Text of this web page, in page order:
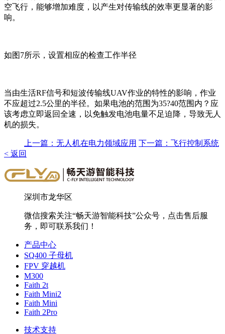
空飞行，能够增加难度，以产生对传输线的效率更显著的影
响。
如图7所示，设置相应的检查工作半径
当由生活RF信号和短波传输线UAV作业的特性的影响，作业
不应超过2.5公里的半径。如果电池的范围为35?40范围内？应
该考虑立即返回全速，以免触发电池电量不足迫降，导致无人
机的损失。
上一篇：无人机在电力领域应用 下一篇：飞行控制系统
< 返回
深圳市龙华区
微信搜索关注“畅天游智能科技”公众号，点击售后服
务，即可联系我们！
产品中心
SQ400 子母机
FPV 穿越机
M300
Faith 2t
Faith Mini2
Faith Mini
Faith 2Pro
技术支持